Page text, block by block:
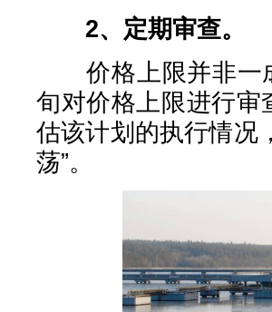
2、定期审查。
价格上限并非一
旬对价格上限进行审
估该计划的执行情况
荡”。